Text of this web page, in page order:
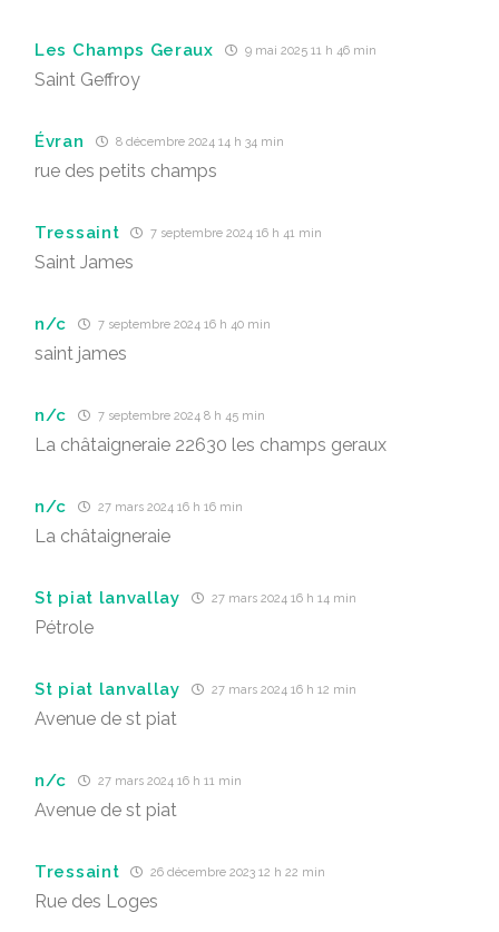
Les Champs Geraux 9 mai 2025 11 h 46 min
Saint Geffroy
Évran 8 décembre 2024 14 h 34 min
rue des petits champs
Tressaint 7 septembre 2024 16 h 41 min
Saint James
n/c 7 septembre 2024 16 h 40 min
saint james
n/c 7 septembre 2024 8 h 45 min
La châtaigneraie 22630 les champs geraux
n/c 27 mars 2024 16 h 16 min
La châtaigneraie
St piat lanvallay 27 mars 2024 16 h 14 min
Pétrole
St piat lanvallay 27 mars 2024 16 h 12 min
Avenue de st piat
n/c 27 mars 2024 16 h 11 min
Avenue de st piat
Tressaint 26 décembre 2023 12 h 22 min
Rue des Loges